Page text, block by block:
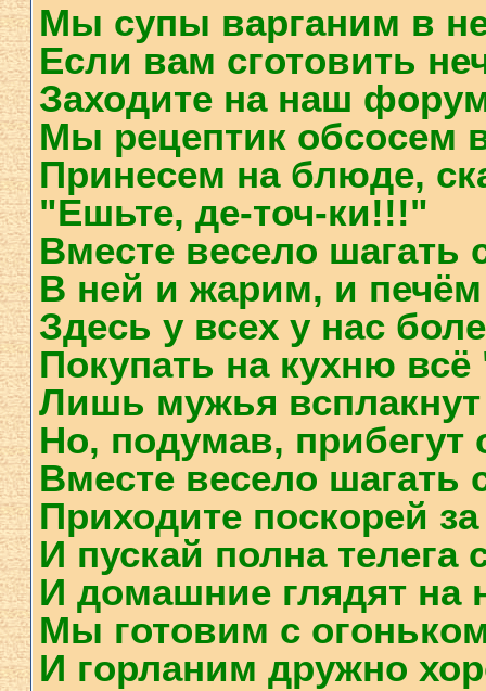
Мы супы варганим в
Если вам сготовить
Заходите на наш
Мы рецептик обсосем
Принесем на блюде,
"Ешьте, де-точ-ки!!!"
Вместе весело шагать
В ней и жарим, и печём
Здесь у всех у нас
Покупать на кухню
Лишь мужья
Но, подумав, прибегут
Вместе весело шагать
Приходите поскорей
И пускай полна
И домашние глядят на
Мы готовим с
И горланим дружно